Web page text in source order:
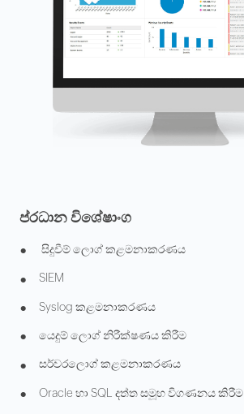
ප්රධාන විශේෂාංග
• සිදුවීම් ලොග් කළමනාකරණය
• SIEM
• Syslog කළමනාකරණය
• යෙදුම් ලොග් නිරීක්ෂණය කිරීම
• සර්වරලොග් කළමනාකරණය
• Oracle හා SQL දත්ත සමූහ විගණනය කිරීම